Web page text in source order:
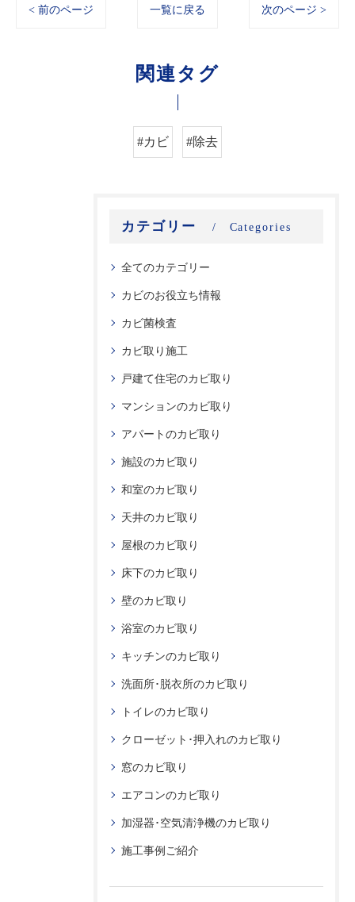
< 前のページ 一覧に戻る 次のページ >
関連タグ
#カビ #除去
カテゴリー Categories
全てのカテゴリー
カビのお役立ち情報
カビ菌検査
カビ取り施工
戸建て住宅のカビ取り
マンションのカビ取り
アパートのカビ取り
施設のカビ取り
和室のカビ取り
天井のカビ取り
屋根のカビ取り
床下のカビ取り
壁のカビ取り
浴室のカビ取り
キッチンのカビ取り
洗面所･脱衣所のカビ取り
トイレのカビ取り
クローゼット･押入れのカビ取り
窓のカビ取り
エアコンのカビ取り
加湿器･空気清浄機のカビ取り
施工事例ご紹介